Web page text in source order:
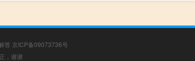
答 京ICP备09073736号
，谢谢